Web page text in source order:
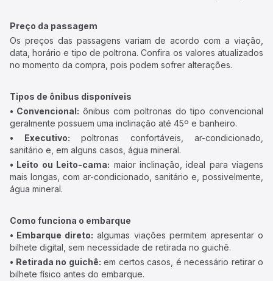
Preço da passagem
Os preços das passagens variam de acordo com a viação,
data, horário e tipo de poltrona. Confira os valores atualizados
no momento da compra, pois podem sofrer alterações.
Tipos de ônibus disponíveis
• Convencional: ônibus com poltronas do tipo convencional
geralmente possuem uma inclinação até 45º e banheiro.
• Executivo: poltronas confortáveis, ar-condicionado,
sanitário e, em alguns casos, água mineral.
• Leito ou Leito-cama: maior inclinação, ideal para viagens
mais longas, com ar-condicionado, sanitário e, possivelmente,
água mineral.
Como funciona o embarque
• Embarque direto: algumas viações permitem apresentar o
bilhete digital, sem necessidade de retirada no guichê.
• Retirada no guichê: em certos casos, é necessário retirar o
bilhete físico antes do embarque.